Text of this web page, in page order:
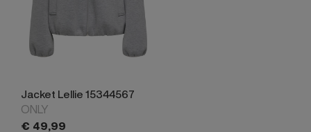
Jacket Lellie 15344567
ONLY
€ 49,99